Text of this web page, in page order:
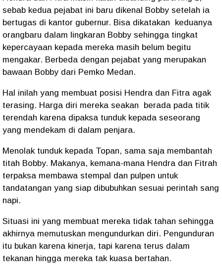
sebab kedua pejabat ini baru dikenal Bobby setelah ia
bertugas di kantor gubernur. Bisa dikatakan keduanya
orangbaru dalam lingkaran Bobby sehingga tingkat
kepercayaan kepada mereka masih belum begitu
mengakar. Berbeda dengan pejabat yang merupakan
bawaan Bobby dari Pemko Medan.
Hal inilah yang membuat posisi Hendra dan Fitra agak
terasing. Harga diri mereka seakan berada pada titik
terendah karena dipaksa tunduk kepada seseorang
yang mendekam di dalam penjara.
Menolak tunduk kepada Topan, sama saja membantah
titah Bobby. Makanya, kemana-mana Hendra dan Fitrah
terpaksa membawa stempal dan pulpen untuk
tandatangan yang siap dibubuhkan sesuai perintah sang
napi.
Situasi ini yang membuat mereka tidak tahan sehingga
akhirnya memutuskan mengundurkan diri. Pengunduran
itu bukan karena kinerja, tapi karena terus dalam
tekanan hingga mereka tak kuasa bertahan.